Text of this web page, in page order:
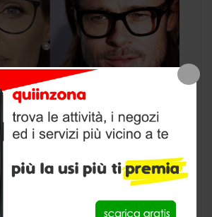
come scegliere quelli adatti
nostro viso? Scegliere la
occhiali da vista mette in
ma se conosciamo alcuni
la soluzione è a portata di
Quando ci vengono